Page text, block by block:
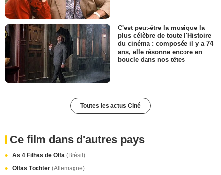
C'est peut-être la musique la
plus célèbre de toute l'Histoire
du cinéma : composée il y a 74
ans, elle résonne encore en
boucle dans nos têtes
Toutes les actus Ciné
Ce film dans d'autres pays
As 4 Filhas de Olfa (Brésil)
Olfas Töchter (Allemagne)